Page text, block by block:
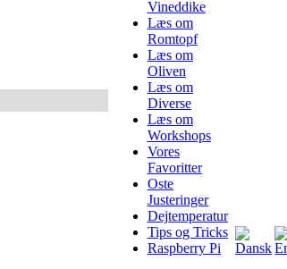
Vineddike
Læs om
Romtopf
Læs om
Oliven
Læs om
Diverse
Læs om
Workshops
Vores
Favoritter
Oste
Justeringer
Dejtemperatur
Tips og Tricks
Raspberry Pi